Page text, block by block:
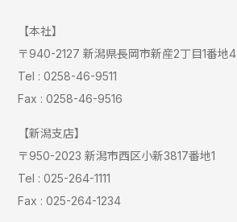
【本社】
〒940-2127 新潟県長岡市新産2丁目1番地4
Tel : 0258-46-9511
Fax : 0258-46-9516
【新潟支店】
〒950-2023 新潟市西区小新3817番地1
Tel : 025-264-1111
Fax : 025-264-1234